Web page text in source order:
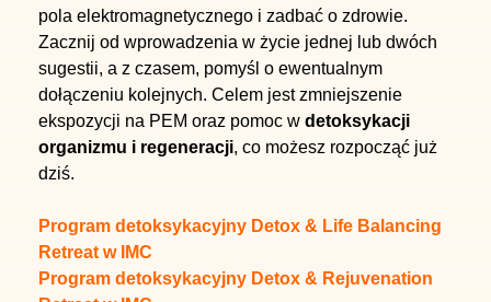
pola elektromagnetycznego i zadbać o zdrowie.
Zacznij od wprowadzenia w życie jednej lub dwóch
sugestii, a z czasem, pomyśl o ewentualnym
dołączeniu kolejnych. Celem jest zmniejszenie
ekspozycji na PEM oraz pomoc w detoksykacji
organizmu i regeneracji, co możesz rozpocząć już
dziś.
Program detoksykacyjny Detox & Life Balancing
Retreat w IMC
Program detoksykacyjny Detox & Rejuvenation